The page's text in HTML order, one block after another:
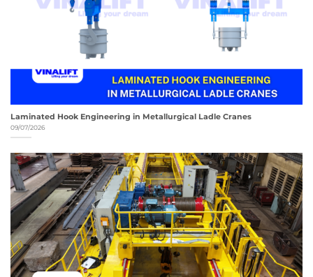
Laminated Hook Engineering in Metallurgical Ladle Cranes
09/07/2026